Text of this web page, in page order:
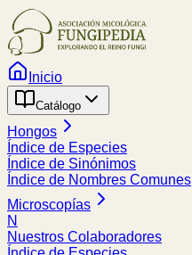
Inicio
Catálogo
Hongos
Índice de Especies
Índice de Sinónimos
Índice de Nombres Comunes
Microscopías
N
Nuestros Colaboradores